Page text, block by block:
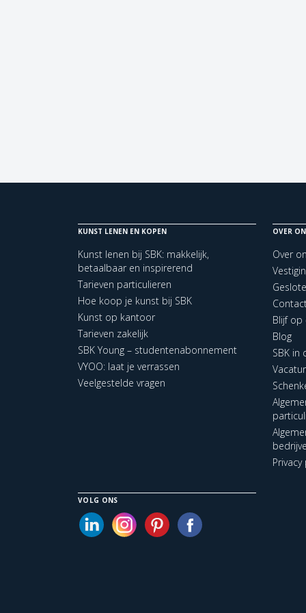
KUNST LENEN EN KOPEN
Kunst lenen bij SBK: makkelijk,
betaalbaar en inspirerend
Tarieven particulieren
Hoe koop je kunst bij SBK
Kunst op kantoor
Tarieven zakelijk
SBK Young – studentenabonnement
VYOO: laat je verrassen
Veelgestelde vragen
OVER
Over
Blijf op
Blog
SBK in
VOLG ONS